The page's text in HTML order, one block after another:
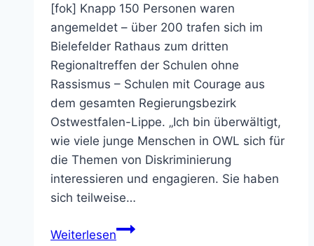
[fok] Knapp 150 Personen waren
angemeldet – über 200 trafen sich im
Bielefelder Rathaus zum dritten
Regionaltreffen der Schulen ohne
Rassismus – Schulen mit Courage aus
dem gesamten Regierungsbezirk
Ostwestfalen-Lippe. „Ich bin überwältigt,
wie viele junge Menschen in OWL sich für
die Themen von Diskriminierung
interessieren und engagieren. Sie haben
sich teilweise…
Weiterlesen3.